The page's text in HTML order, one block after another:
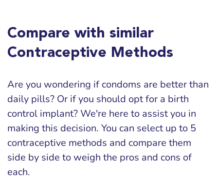
Compare with similar
Contraceptive Methods
Are you wondering if condoms are better than
daily pills? Or if you should opt for a birth
control implant? We're here to assist you in
making this decision. You can select up to 5
contraceptive methods and compare them
side by side to weigh the pros and cons of
each.